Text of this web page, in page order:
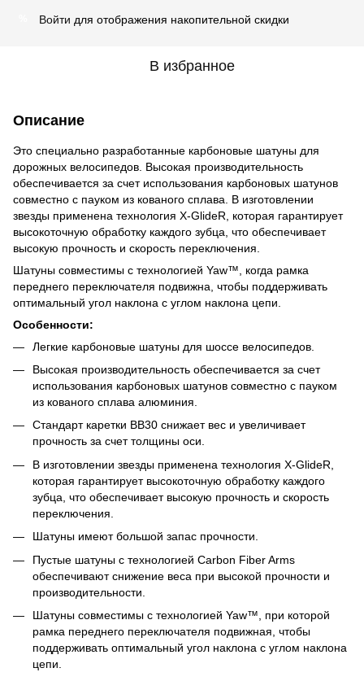
Войти для отображения накопительной скидки
В избранное
Описание
Это специально разработанные карбоновые шатуны для
дорожных велосипедов. Высокая производительность
обеспечивается за счет использования карбоновых шатунов
совместно с пауком из кованого сплава. В изготовлении
звезды применена технология X-GlideR, которая гарантирует
высокоточную обработку каждого зубца, что обеспечивает
высокую прочность и скорость переключения.
Шатуны совместимы с технологией Yaw™, когда рамка
переднего переключателя подвижна, чтобы поддерживать
оптимальный угол наклона с углом наклона цепи.
Особенности:
Легкие карбоновые шатуны для шоссе велосипедов.
Высокая производительность обеспечивается за счет
использования карбоновых шатунов совместно с пауком
из кованого сплава алюминия.
Стандарт каретки BB30 снижает вес и увеличивает
прочность за счет толщины оси.
В изготовлении звезды применена технология X-GlideR,
которая гарантирует высокоточную обработку каждого
зубца, что обеспечивает высокую прочность и скорость
переключения.
Шатуны имеют большой запас прочности.
Пустые шатуны с технологией Carbon Fiber Arms
обеспечивают снижение веса при высокой прочности и
производительности.
Шатуны совместимы с технологией Yaw™, при которой
рамка переднего переключателя подвижная, чтобы
поддерживать оптимальный угол наклона с углом наклона
цепи.